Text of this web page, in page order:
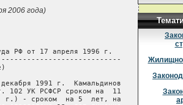
2006 года)
РФ от 17 апреля 1996 г.
1991 г.  Камальдинов
102 УК РСФСР сроком на  11
г.) - сроком  на 5  лет, на